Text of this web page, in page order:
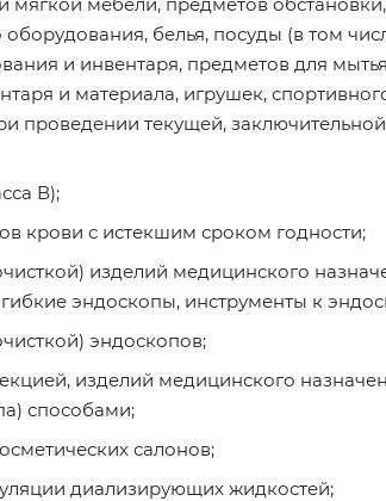
белья, посуды (в том
и инвентаря, предметов для
и материала, игрушек,
проведении текущей,
В);
крови с истекшим сроком годности;
изделий медицинского
эндоскопы, инструменты к
эндоскопов;
изделий медицинского
способами;
салонов;
диализирующих жидкостей;